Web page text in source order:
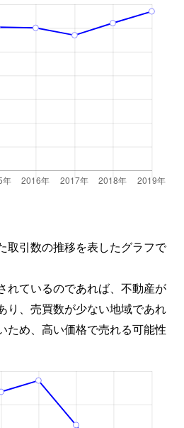
取引数の推移を表したグラフで
れているのであれば、不動産が
り、売買数が少ない地域であれ
ため、高い価格で売れる可能性